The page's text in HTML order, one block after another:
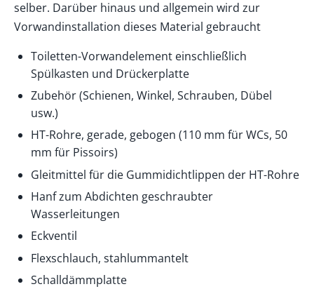
selber. Darüber hinaus und allgemein wird zur
Vorwandinstallation dieses Material gebraucht
Toiletten-Vorwandelement einschließlich
Spülkasten und Drückerplatte
Zubehör (Schienen, Winkel, Schrauben, Dübel
usw.)
HT-Rohre, gerade, gebogen (110 mm für WCs, 50
mm für Pissoirs)
Gleitmittel für die Gummidichtlippen der HT-Rohre
Hanf zum Abdichten geschraubter
Wasserleitungen
Eckventil
Flexschlauch, stahlummantelt
Schalldämmplatte